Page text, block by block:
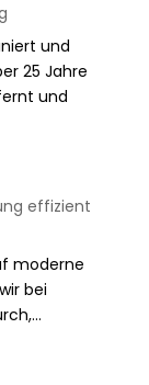
und
25 Jahre
und
effizient
moderne
bei